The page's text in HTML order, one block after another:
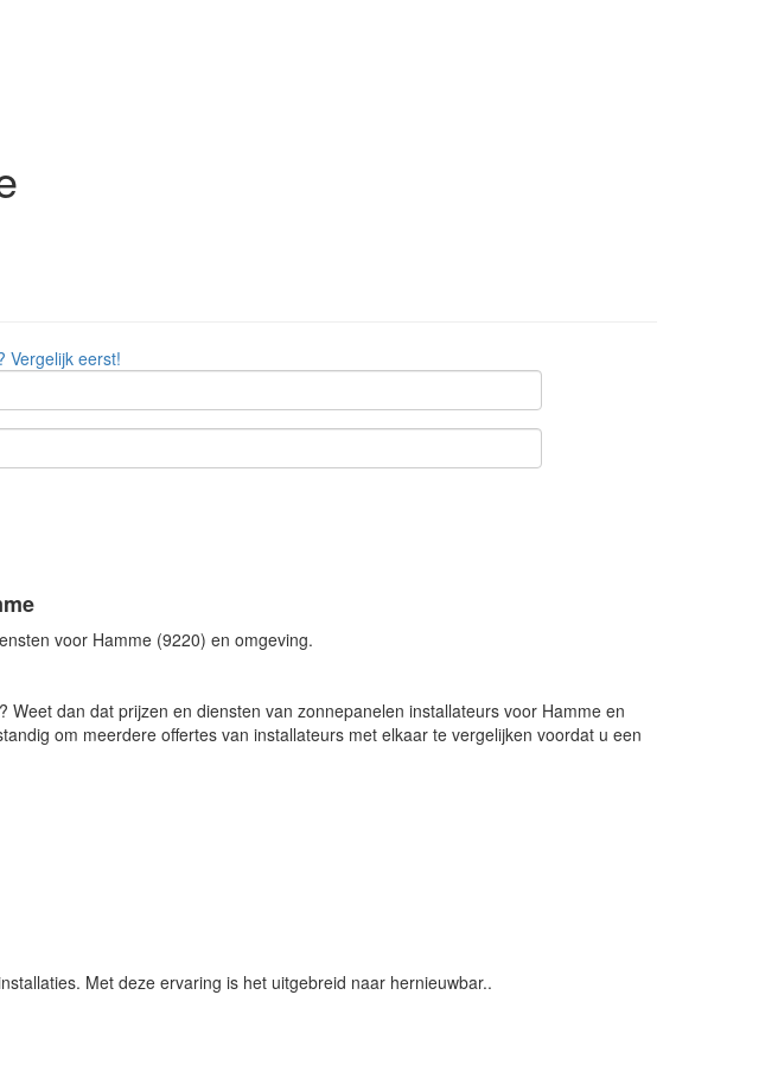
Vergelijk eerst!
voor Hamme (9220) en omgeving.
Weet dan dat prijzen en diensten van zonnepanelen installateurs voor Hamme en
om meerdere offertes van installateurs met elkaar te vergelijken voordat u een
Met deze ervaring is het uitgebreid naar hernieuwbar..